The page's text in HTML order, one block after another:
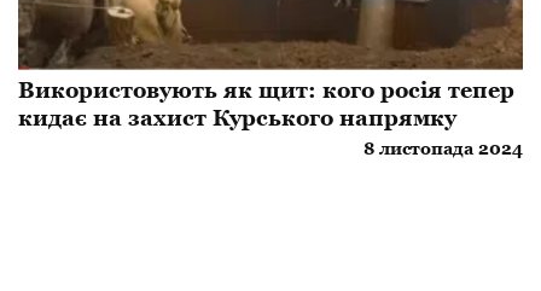
Використовують як щит: кого росія тепер
кидає на захист Курського напрямку
8 листопада 2024